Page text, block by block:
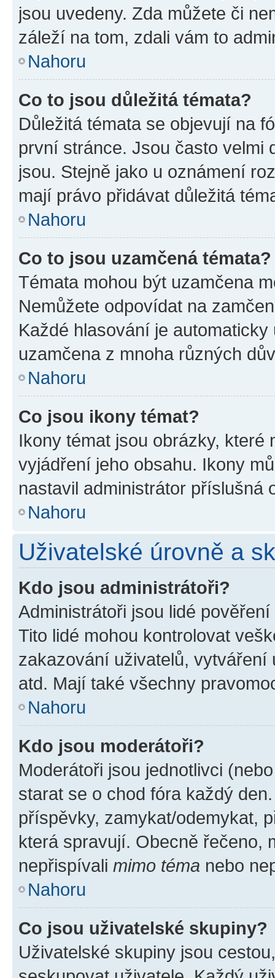
jsou uvedeny. Zda můžete či
záleží na tom, zdali vám to
Nahoru
Co to jsou důležitá témata?
Důležitá témata se objevují na
první stránce. Jsou často velmi
jsou. Stejně jako u oznámení
mají právo přidávat důležitá
Nahoru
Co to jsou uzamčená témata?
Témata mohou být uzamčena
Nemůžete odpovídat na
Každé hlasování je
uzamčena z mnoha různých
Nahoru
Co jsou ikony témat?
Ikony témat jsou obrázky,
vyjádření jeho obsahu. Ikony
nastavil administrátor příslušná
Nahoru
Uživatelské úrovně a
Kdo jsou administrátoři?
Administrátoři jsou lidé
Tito lidé mohou kontrolovat
zakazování uživatelů,
atd. Mají také všechny
Nahoru
Kdo jsou moderátoři?
Moderátoři jsou jednotlivci
starat se o chod fóra každý
příspěvky, zamykat/odemykat,
která spravují. Obecně řečeno,
nepřispívali mimo téma nebo
Nahoru
Co jsou uživatelské skupiny?
Uživatelské skupiny jsou